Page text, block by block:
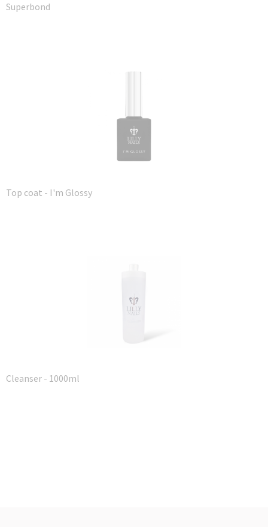
Superbond
Top coat - I'm Glossy
Cleanser - 1000ml